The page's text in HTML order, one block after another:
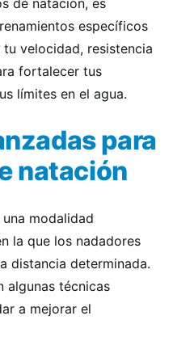
de natación, es
específicos
velocidad, resistencia
fortalecer tus
límites en el agua.
para
natación
modalidad
la que los nadadores
distancia determinada.
algunas técnicas
a mejorar el